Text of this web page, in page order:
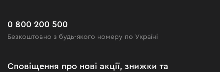
Чорна п'ятниця
Поширені запитання
0 800 200 500
Безкоштовно з будь-якого номеру по Україні
Сповіщення про нові акції, знижки та